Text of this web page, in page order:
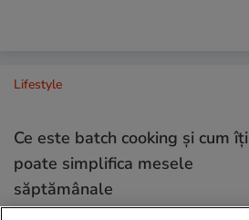
Lifestyle
Ce este batch cooking și cum îți
poate simplifica mesele
săptămânale